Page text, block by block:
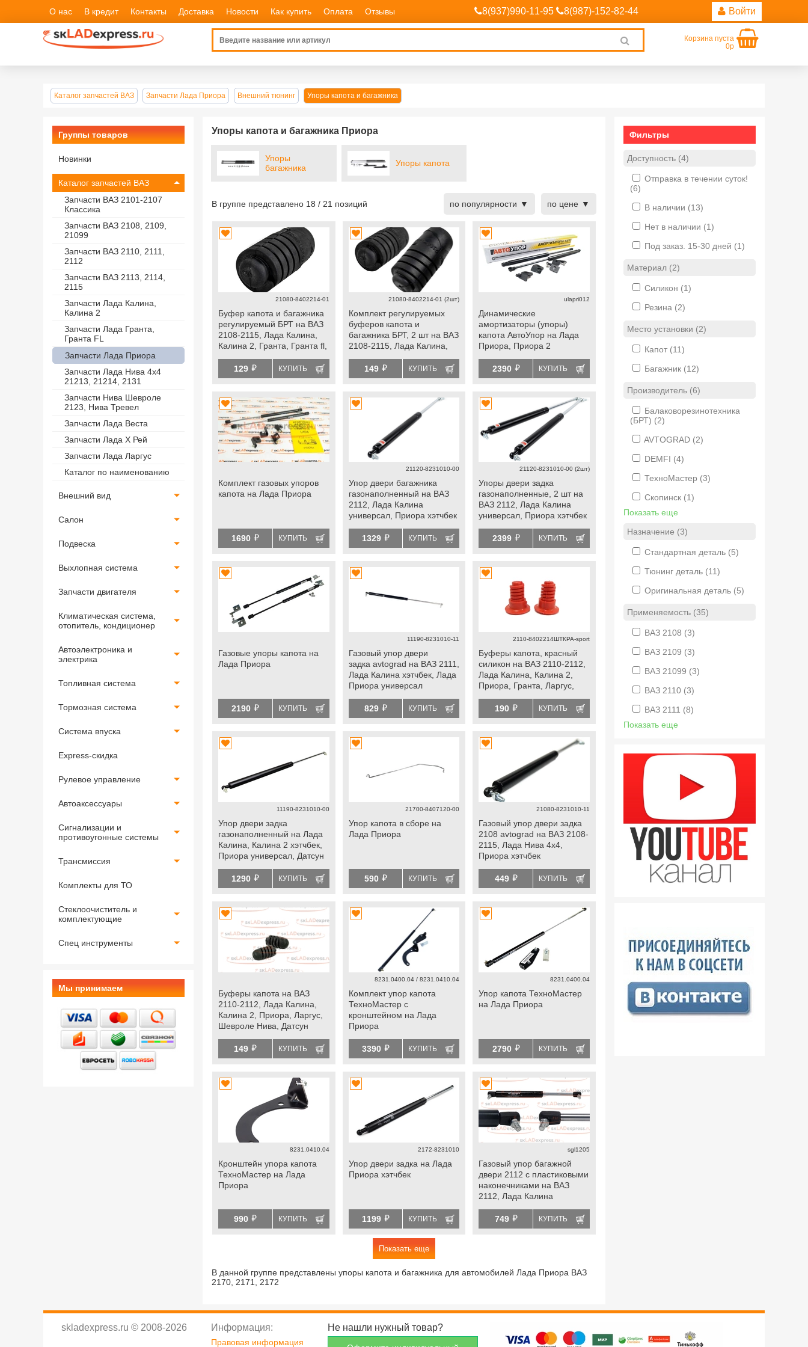
О нас В кредит Контакты Доставка Новости Как купить Оплата Отзывы 8(937)990-11-95 8(987)-152-82-44 Войти
search
Корзина пуста
0р
Каталог запчастей ВАЗ Запчасти Лада Приора Внешний тюнинг Упоры капота и багажника
Группы товаров
Новинки
Каталог запчастей ВАЗ
Запчасти ВАЗ 2101-2107
Классика
Запчасти ВАЗ 2108, 2109,
21099
Запчасти ВАЗ 2110, 2111,
2112
Запчасти ВАЗ 2113, 2114,
2115
Запчасти Лада Калина,
Калина 2
Запчасти Лада Гранта,
Гранта FL
Запчасти Лада Приора
Запчасти Лада Нива 4х4
21213, 21214, 2131
Запчасти Нива Шевроле
2123, Нива Тревел
Запчасти Лада Веста
Запчасти Лада Х Рей
Запчасти Лада Ларгус
Каталог по наименованию
Внешний вид
Салон
Подвеска
Выхлопная система
Запчасти двигателя
Климатическая система,
отопитель, кондиционер
Автоэлектроника и
электрика
Топливная система
Тормозная система
Система впуска
Express-скидка
Рулевое управление
Автоаксессуары
Сигнализации и
противоугонные системы
Трансмиссия
Комплекты для ТО
Стеклоочиститель и
комплектующие
Спец инструменты
Мы принимаем
Упоры капота и багажника Приора
Упоры
багажника
Упоры капота
В группе представлено 18 / 21 позиций по популярности по цене
21080-8402214-01
Буфер капота и багажника
регулируемый БРТ на ВАЗ
2108-2115, Лада Калина,
Калина 2, Гранта, Гранта fl,
г.в., Ока, datsun
129 й КУПИТЬ
21080-8402214-01 (2шт)
Комплект регулируемых
буферов капота и
багажника БРТ, 2 шт на ВАЗ
2108-2115, Лада Калина,
Приора, Нива 4х4 до 2009
г.в., Ока, datsun
149 й КУПИТЬ
ulapri012
Динамические
амортизаторы (упоры)
капота АвтоУпор на Лада
Приора, Приора 2
2390 й КУПИТЬ
Комплект газовых упоров
капота на Лада Приора
1690 й КУПИТЬ
21120-8231010-00
Упор двери багажника
газонаполненный на ВАЗ
2112, Лада Калина
универсал, Приора хэтчбек
1329 й КУПИТЬ
21120-8231010-00 (2шт)
Упоры двери задка
газонаполненные, 2 шт на
ВАЗ 2112, Лада Калина
универсал, Приора хэтчбек
2399 й КУПИТЬ
Газовые упоры капота на
Лада Приора
2190 й КУПИТЬ
11190-8231010-11
Газовый упор двери
задка avtograd на ВАЗ 2111,
Лада Калина хэтчбек, Лада
Приора универсал
829 й КУПИТЬ
2110-8402214ШТКРА-sport
Буферы капота, красный
силикон на ВАЗ 2110-2112,
Лада Калина, Калина 2,
Приора, Гранта, Ларгус,
Шевроле Нива, datsun
190 й КУПИТЬ
11190-8231010-00
Упор двери задка
газонаполненный на Лада
Калина, Калина 2 хэтчбек,
Приора универсал, Датсун
1290 й КУПИТЬ
21700-8407120-00
Упор капота в сборе на
Лада Приора
590 й КУПИТЬ
21080-8231010-11
Газовый упор двери задка
2108 avtograd на ВАЗ 2108-
2115, Лада Нива 4х4,
Приора хэтчбек
449 й КУПИТЬ
Буферы капота на ВАЗ
2110-2112, Лада Калина,
Калина 2, Приора, Ларгус,
Шевроле Нива, Датсун
149 й КУПИТЬ
8231.0400.04 / 8231.0410.04
Комплект упор капота
ТехноМастер с
кронштейном на Лада
Приора
3390 й КУПИТЬ
8231.0400.04
Упор капота ТехноМастер
на Лада Приора
2790 й КУПИТЬ
8231.0410.04
Кронштейн упора капота
ТехноМастер на Лада
Приора
990 й КУПИТЬ
2172-8231010
Упор двери задка на Лада
Приора хэтчбек
1199 й КУПИТЬ
sgl1205
Газовый упор багажной
двери 2112 с пластиковыми
наконечниками на ВАЗ
2112, Лада Калина
749 й КУПИТЬ
Показать еще
В данной группе представлены упоры капота и багажника для автомобилей Лада Приора ВАЗ
2170, 2171, 2172
Фильтры
Доступность (4)
Отправка в течении суток!
(6)
В наличии (13)
Нет в наличии (1)
Под заказ. 15-30 дней (1)
Материал (2)
Силикон (1)
Резина (2)
Место установки (2)
Капот (11)
Багажник (12)
Производитель (6)
Балаковорезинотехника
(БРТ) (2)
AVTOGRAD (2)
DEMFI (4)
ТехноМастер (3)
Скопинск (1)
Показать еще
Назначение (3)
Стандартная деталь (5)
Тюнинг деталь (11)
Оригинальная деталь (5)
Применяемость (35)
ВАЗ 2108 (3)
ВАЗ 2109 (3)
ВАЗ 21099 (3)
ВАЗ 2110 (3)
ВАЗ 2111 (8)
Показать еще
skladexpress.ru © 2008-2026 Информация:
Правовая информация
Не нашли нужный товар?